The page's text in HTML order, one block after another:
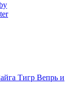
Тигр Вепрь и